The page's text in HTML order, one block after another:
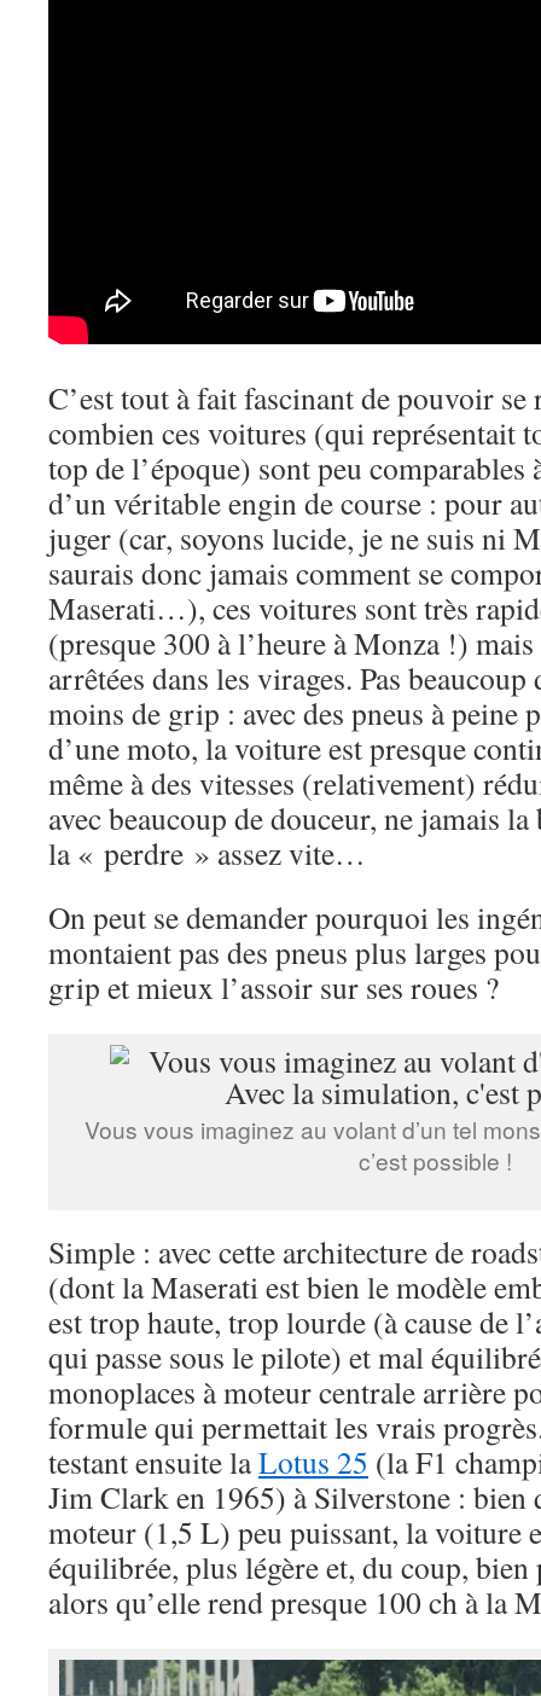
C’est tout à fait fascinant de pouvoir se
combien ces voitures (qui représentait
top de l’époque) sont peu comparables
d’un véritable engin de course : pour
juger (car, soyons lucide, je ne suis ni
saurais donc jamais comment se
Maserati…), ces voitures sont très
(presque 300 à l’heure à Monza !)
arrêtées dans les virages. Pas
moins de grip : avec des pneus à peine
d’une moto, la voiture est presque
même à des vitesses (relativement)
avec beaucoup de douceur, ne jamais
la « perdre » assez vite…
On peut se demander pourquoi les
montaient pas des pneus plus larges
grip et mieux l’assoir sur ses roues ?
Vous vous imaginez au volant d’un tel
c’est possible !
Simple : avec cette architecture de
(dont la Maserati est bien le modèle
est trop haute, trop lourde (à cause de
qui passe sous le pilote) et mal
monoplaces à moteur centrale arrière
formule qui permettait les vrais
testant ensuite laLotus 25 (la F1
Jim Clark en 1965) à Silverstone : bien
moteur (1,5 L) peu puissant, la voiture
équilibrée, plus légère et, du coup,
alors qu’elle rend presque 100 ch à la